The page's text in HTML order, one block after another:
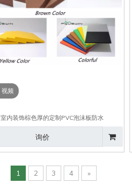
视频
室内装饰棕色厚的定制PVC泡沫板防水
询价
1 2 3 4 »